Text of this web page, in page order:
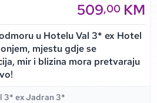
509,00 KM
u Hotelu Val 3* ex Hotel
mjestu gdje se
mir i blizina mora pretvaraju
3* ex Jadran 3*